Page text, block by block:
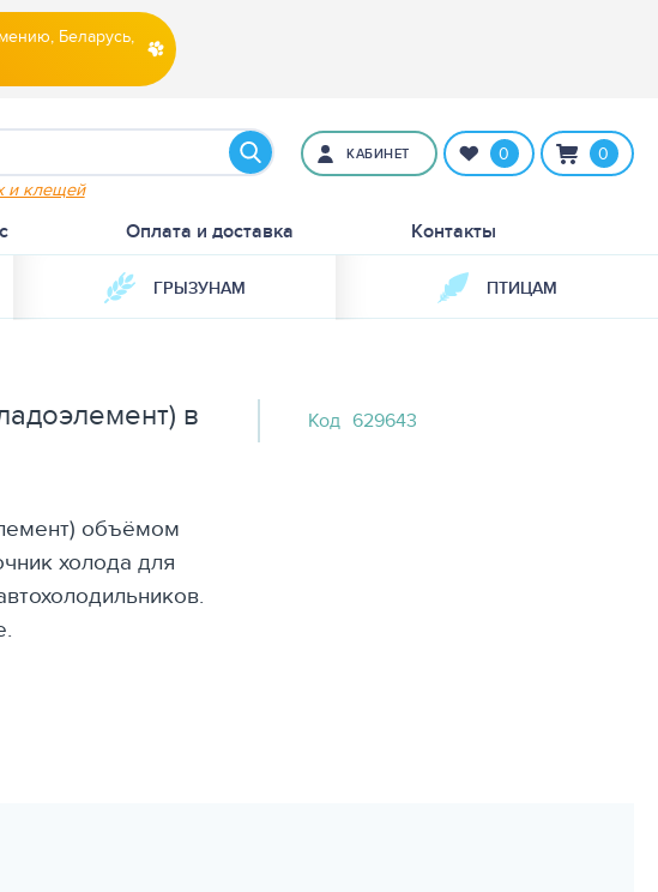
Беларусь,
и клещей
КАБИНЕТ 0 0
Оплата и доставка Контакты
ГРЫЗУНАМ ПТИЦАМ
в
объёмом
холода для
Код 629643